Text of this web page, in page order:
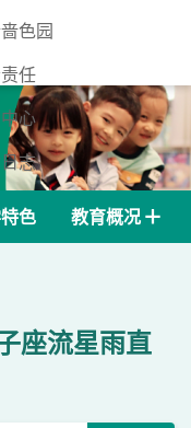
色园
任
心
志
们
色 教育概况
座流星雨直